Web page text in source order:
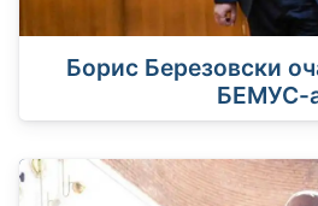
Борис Березовски
БЕМУС-